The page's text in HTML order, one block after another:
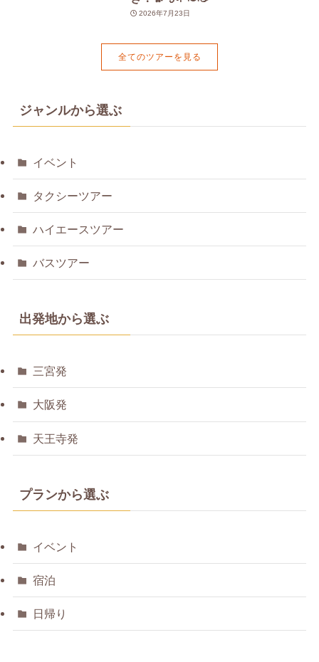
2026年7月23日
全てのツアーを見る
ジャンルから選ぶ
イベント
タクシーツアー
ハイエースツアー
バスツアー
出発地から選ぶ
三宮発
大阪発
天王寺発
プランから選ぶ
イベント
宿泊
日帰り